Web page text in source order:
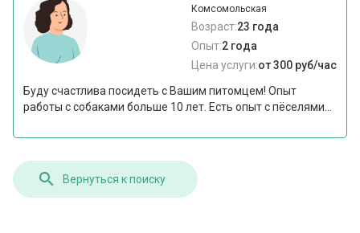
Комсомольская
Возраст:23 года
Опыт:2 года
Цена услуги:от 300 руб/час
Буду счастлива посидеть с Вашим питомцем! Опыт
работы с собаками больше 10 лет. Есть опыт с пёселями...
Вернуться к поиску